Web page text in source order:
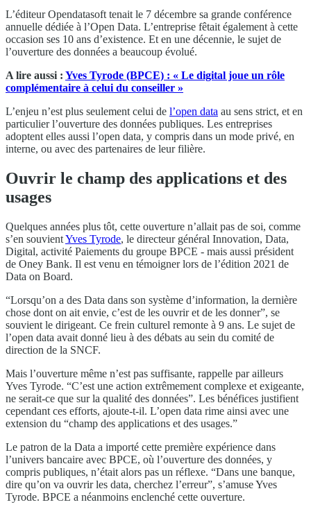
L’éditeur Opendatasoft tenait le 7 décembre sa grande conférence
annuelle dédiée à l’Open Data. L’entreprise fêtait également à cette
occasion ses 10 ans d’existence. Et en une décennie, le sujet de
l’ouverture des données a beaucoup évolué.
A lire aussi : Yves Tyrode (BPCE) : « Le digital joue un rôle
complémentaire à celui du conseiller »
L’enjeu n’est plus seulement celui de l’open data au sens strict, et en
particulier l’ouverture des données publiques. Les entreprises
adoptent elles aussi l’open data, y compris dans un mode privé, en
interne, ou avec des partenaires de leur filière.
Ouvrir le champ des applications et des
usages
Quelques années plus tôt, cette ouverture n’allait pas de soi, comme
s’en souvientYves Tyrode, le directeur général Innovation, Data,
Digital, activité Paiements du groupe BPCE - mais aussi président
de Oney Bank. Il est venu en témoigner lors de l’édition 2021 de
Data on Board.
“Lorsqu’on a des Data dans son système d’information, la dernière
chose dont on ait envie, c’est de les ouvrir et de les donner”, se
souvient le dirigeant. Ce frein culturel remonte à 9 ans. Le sujet de
l’open data avait donné lieu à des débats au sein du comité de
direction de la SNCF.
Mais l’ouverture même n’est pas suffisante, rappelle par ailleurs
Yves Tyrode. “C’est une action extrêmement complexe et exigeante,
ne serait-ce que sur la qualité des données”. Les bénéfices justifient
cependant ces efforts, ajoute-t-il. L’open data rime ainsi avec une
extension du “champ des applications et des usages.”
Le patron de la Data a importé cette première expérience dans
l’univers bancaire avec BPCE, où l’ouverture des données, y
compris publiques, n’était alors pas un réflexe. “Dans une banque,
dire qu’on va ouvrir les data, cherchez l’erreur”, s’amuse Yves
Tyrode. BPCE a néanmoins enclenché cette ouverture.